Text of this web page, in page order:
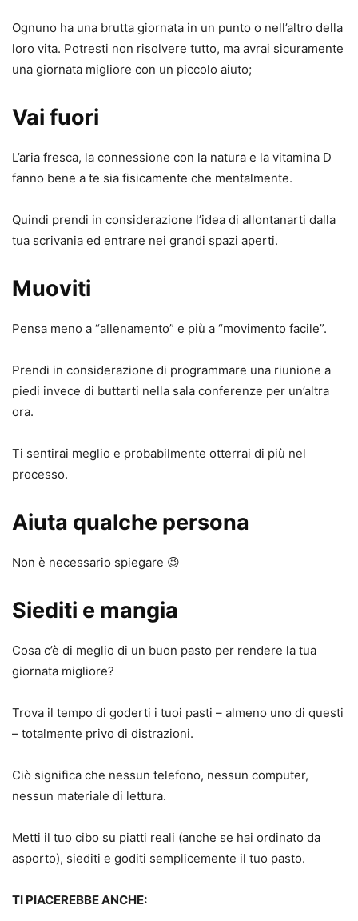
Ognuno ha una brutta giornata in un punto o nell’altro della
loro vita. Potresti non risolvere tutto, ma avrai sicuramente
una giornata migliore con un piccolo aiuto;
Vai fuori
L’aria fresca, la connessione con la natura e la vitamina D
fanno bene a te sia fisicamente che mentalmente.
Quindi prendi in considerazione l’idea di allontanarti dalla
tua scrivania ed entrare nei grandi spazi aperti.
Muoviti
Pensa meno a “allenamento” e più a “movimento facile”.
Prendi in considerazione di programmare una riunione a
piedi invece di buttarti nella sala conferenze per un’altra
ora.
Ti sentirai meglio e probabilmente otterrai di più nel
processo.
Aiuta qualche persona
Non è necessario spiegare 😉
Siediti e mangia
Cosa c’è di meglio di un buon pasto per rendere la tua
giornata migliore?
Trova il tempo di goderti i tuoi pasti – almeno uno di questi
– totalmente privo di distrazioni.
Ciò significa che nessun telefono, nessun computer,
nessun materiale di lettura.
Metti il tuo cibo su piatti reali (anche se hai ordinato da
asporto), siediti e goditi semplicemente il tuo pasto.
TI PIACEREBBE ANCHE: